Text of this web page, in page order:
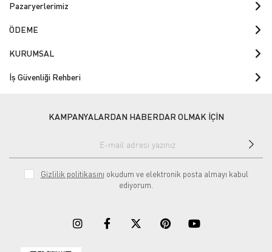
Pazaryerlerimiz
ÖDEME
KURUMSAL
İş Güvenliği Rehberi
KAMPANYALARDAN HABERDAR OLMAK İÇİN
Gizlilik politikasını okudum ve elektronik posta almayı kabul
ediyorum.